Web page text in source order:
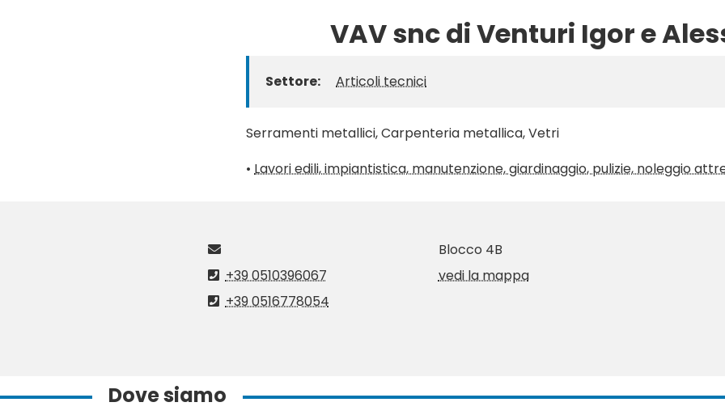
VAV snc di Venturi Igor e
Settore: Articoli tecnici
Serramenti metallici, Carpenteria metallica, Vetri
• Lavori edili, impiantistica, manutenzione, giardinaggio, pulizie, noleggio
+39 0510396067
+39 0516778054
Blocco 4B
vedi la mappa
Dove siamo